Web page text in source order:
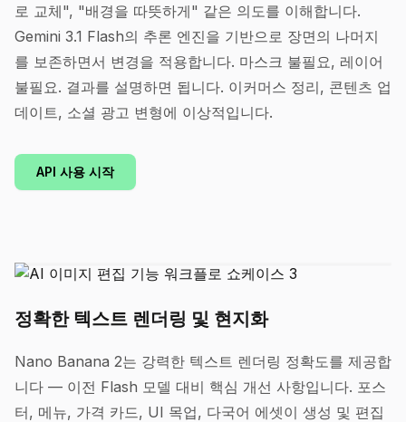
로 교체", "배경을 따뜻하게" 같은 의도를 이해합니다.
Gemini 3.1 Flash의 추론 엔진을 기반으로 장면의 나머지
를 보존하면서 변경을 적용합니다. 마스크 불필요, 레이어
불필요. 결과를 설명하면 됩니다. 이커머스 정리, 콘텐츠 업
데이트, 소셜 광고 변형에 이상적입니다.
API 사용 시작
정확한 텍스트 렌더링 및 현지화
Nano Banana 2는 강력한 텍스트 렌더링 정확도를 제공합
니다 — 이전 Flash 모델 대비 핵심 개선 사항입니다. 포스
터, 메뉴, 가격 카드, UI 목업, 다국어 에셋이 생성 및 편집